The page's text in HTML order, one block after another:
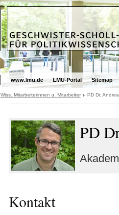
www.lmu.de LMU-Portal Sitemap
Wiss. Mitarbeiterinnen u. Mitarbeiter PD Dr.
PD
Kontakt